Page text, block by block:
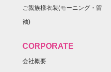
ご親族様衣装(モーニング・留
袖)
CORPORATE
会社概要